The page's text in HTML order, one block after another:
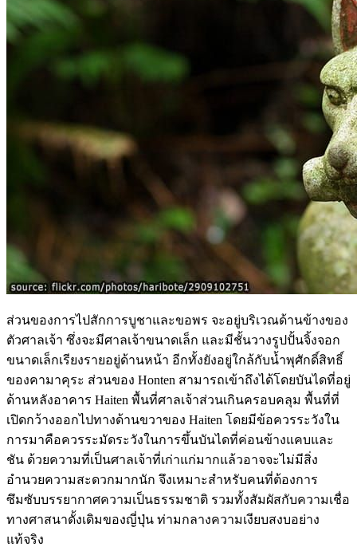
ส่วนของการไปสักการบูชาและขอพร จะอยู่บริเวณด้านข้างของ
ตัวศาลเจ้า ซึ่งจะมีศาลเจ้าขนาดเล็ก และมีชั้นวางรูปปั้นจิ้งจอก
ขนาดเล็กเรียงรายอยู่ด้านหน้า อีกทั้งยังอยู่ใกล้กับน้ำพุศักดิ์สิทธิ์
ของคามาคุระ ส่วนของ Honten สามารถเข้าถึงได้โดยบันไดที่อยู่
ด้านหลังอาคาร Haiten พื้นที่ศาลเจ้าส่วนเกินครอบคลุม พื้นที่ที่
เปิดกว้างออกไปทางด้านขวาของ Haiten โดยมีข้อควรระวังใน
การมาคือควรระมัดระวังในการขึ้นบันไดที่ค่อนข้างแคบและ
ชัน ด้วยความที่เป็นศาลเจ้าที่เก่าแก่มากแล้วอาจจะไม่มีสิ่ง
อำนวยความสะดวกมากนัก จึงเหมาะสำหรับคนที่ต้องการ
ซึมซับบรรยากาศความเป็นธรรมชาติ รวมทั้งสัมผัสกับความเชื่อ
ทางศาสนาดั้งเดิมของญี่ปุ่น ท่ามกลางความเงียบสงบอย่าง
แท้จริง